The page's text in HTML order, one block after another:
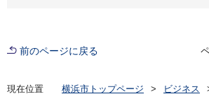
前のページに戻る
現在位置 横浜市トップページ ビジネス